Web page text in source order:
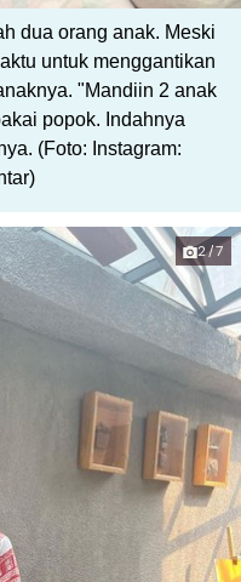
dua orang anak. Meski
untuk menggantikan
"Mandiin 2 anak
popok. Indahnya
(Foto: Instagram:
2/7